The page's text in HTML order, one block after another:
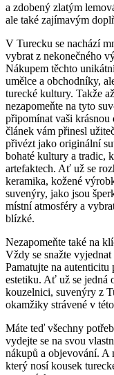
a zdobený zlatým
ale také zajímavým
V Turecku se ‍nachází
vybrat ⁣z nekonečného
Nákupem těchto
umělce a obchodníky,⁣
turecké kultury. Takže
‍nezapomeňte na tyto
připomínat vaši
článek vám⁣ přinesl
⁢přivézt jako ‍originální⁢
⁢bohaté kultury a tradic,
artefaktech. Ať už se
keramika,​ kožené
⁤suvenýry, jako jsou​
místní atmosféry a
blízké.
Nezapomeňte také na
Vždy se‌ snažte
Pamatujte na
⁣estetiku. Ať už se jedná
kouzelnici, suvenýry z
‌okamžiky strávené v
Máte teď všechny
vydejte se na svou
nákupů a objevování. A
který nosí kousek